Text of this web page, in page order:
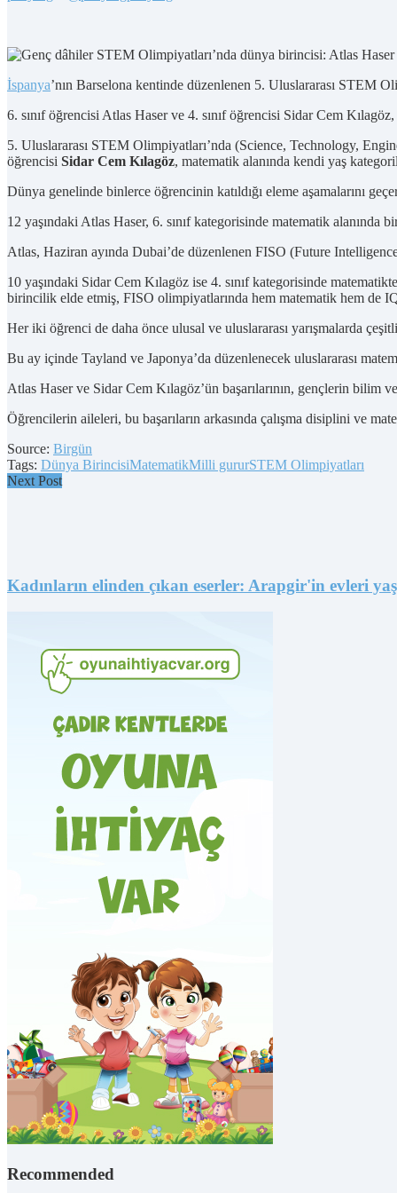
İspanya’nın Barselona kentinde düzenlenen 5. Uluslararası STEM
6. sınıf öğrencisi Atlas Haser ve 4. sınıf öğrencisi Sidar Cem
5. Uluslararası STEM Olimpiyatları’nda (Science, Technology,
öğrencisi Sidar Cem Kılagöz, matematik alanında kendi yaş
Dünya genelinde binlerce öğrencinin katıldığı eleme aşamalarını
12 yaşındaki Atlas Haser, 6. sınıf kategorisinde matematik alanında
Atlas, Haziran ayında Dubai’de düzenlenen FISO (Future
10 yaşındaki Sidar Cem Kılagöz ise 4. sınıf kategorisinde
birincilik elde etmiş, FISO olimpiyatlarında hem matematik hem de IQ
Her iki öğrenci de daha önce ulusal ve uluslararası yarışmalarda
Bu ay içinde Tayland ve Japonya’da düzenlenecek uluslararası
Atlas Haser ve Sidar Cem Kılagöz’ün başarılarının, gençlerin
Öğrencilerin aileleri, bu başarıların arkasında çalışma disiplini ve
Source: Birgün
Tags: Dünya BirincisiMatematikMilli gururSTEM Olimpiyatları
Next Post
Kadınların elinden çıkan eserler: Arapgir'in evleri
Recommended